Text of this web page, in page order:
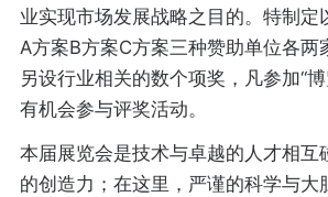
业实现市场发展战略之目的。特制定
A方案B方案C方案三种赞助单位各两
另设行业相关的数个项奖，凡参加“
有机会参与评奖活动。
本届展览会是技术与卓越的人才相互
的创造力；在这里，严谨的科学与大